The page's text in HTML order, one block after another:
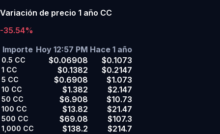
Variación de precio 1 año CC
-35.54%
Importe Hoy 12:57 PM Hace 1 año
0.5 CC $0.06908 $0.1073
1 CC $0.1382 $0.2147
5 CC $0.6908 $1.073
10 CC $1.382 $2.147
50 CC $6.908 $10.73
100 CC $13.82 $21.47
500 CC $69.08 $107.3
1,000 CC $138.2
$214.7